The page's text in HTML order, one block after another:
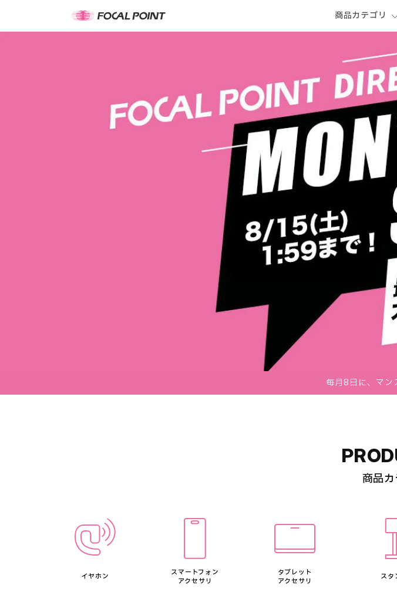
商品カテゴリ
毎月8日に、マン
商品
イヤホン
スマートフォン
アクセサリ
タブレット
アクセサリ
スタ